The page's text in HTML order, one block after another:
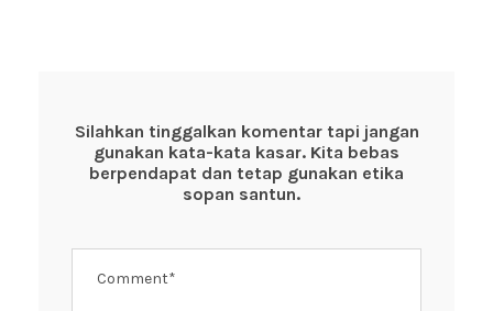
o
o
p
p
Silahkan tinggalkan komentar tapi jangan
gunakan kata-kata kasar. Kita bebas
berpendapat dan tetap gunakan etika
sopan santun.